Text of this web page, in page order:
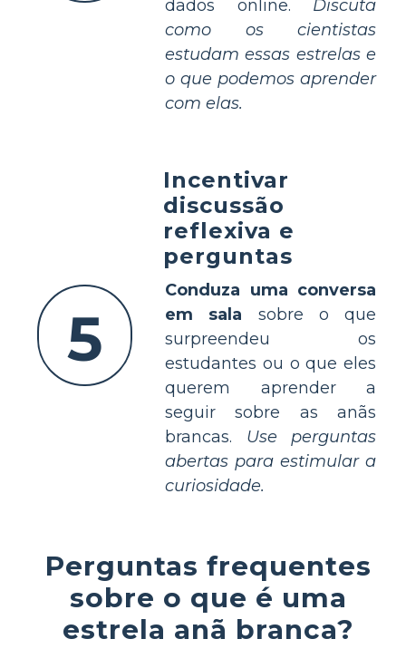
dados online. Discuta
como os cientistas
estudam essas estrelas e
o que podemos aprender
com elas.
5
Incentivar
discussão
reflexiva e
perguntas
Conduza uma conversa
em sala sobre o que
surpreendeu os
estudantes ou o que eles
querem aprender a
seguir sobre as anãs
brancas. Use perguntas
abertas para estimular a
curiosidade.
Perguntas frequentes
sobre o que é uma
estrela anã branca?